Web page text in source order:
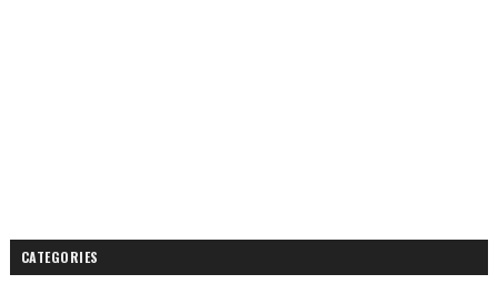
CATEGORIES